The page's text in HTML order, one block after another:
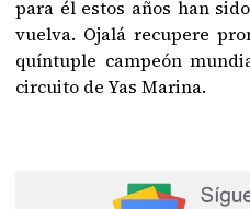
para él estos años han
vuelva. Ojalá recupere
quíntuple campeón
circuito de Yas Marina.